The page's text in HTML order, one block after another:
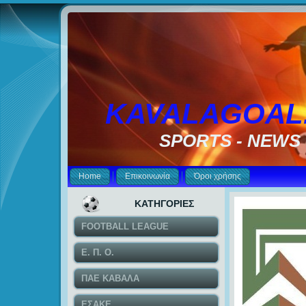
SPORTS - NEWS
Home Επικοινωνία Όροι χρήσης
ΚΑΤΗΓΟΡΙΕΣ
FOOTBALL LEAGUE
Ε. Π. Ο.
ΠΑΕ ΚΑΒΑΛΑ